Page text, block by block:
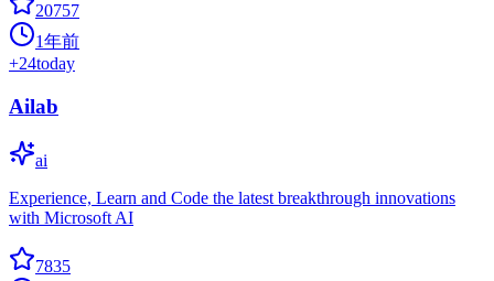
20757
1年前
+24today
Ailab
ai
Experience, Learn and Code the latest breakthrough innovations
with Microsoft AI
7835